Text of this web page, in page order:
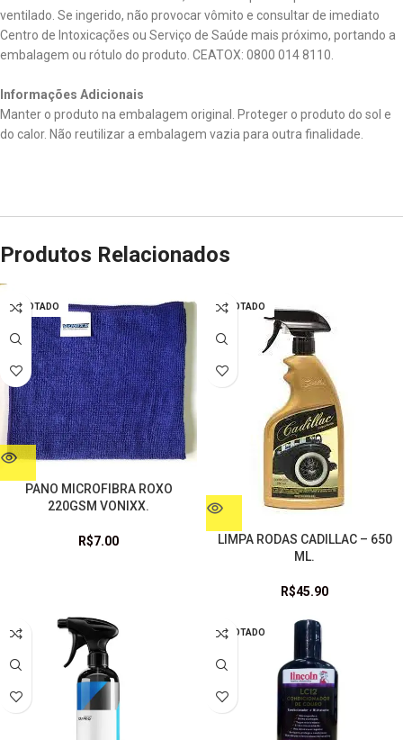
ventilado. Se ingerido, não provocar vômito e consultar de imediato
Centro de Intoxicações ou Serviço de Saúde mais próximo, portando a
embalagem ou rótulo do produto. CEATOX: 0800 014 8110.
Informações Adicionais
Manter o produto na embalagem original. Proteger o produto do sol e
do calor. Não reutilizar a embalagem vazia para outra finalidade.
Produtos Relacionados
ESGOTADO
PANO MICROFIBRA ROXO
220GSM VONIXX.
R$7.00
ESGOTADO
LIMPA RODAS CADILLAC – 650
ML.
R$45.90
ESGOTADO